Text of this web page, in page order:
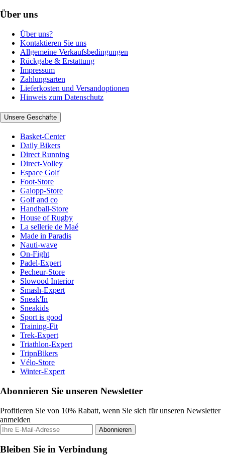
Über uns
Über uns?
Kontaktieren Sie uns
Allgemeine Verkaufsbedingungen
Rückgabe & Erstattung
Impressum
Zahlungsarten
Lieferkosten und Versandoptionen
Hinweis zum Datenschutz
Unsere Geschäfte
Basket-Center
Daily Bikers
Direct Running
Direct-Volley
Espace Golf
Foot-Store
Galopp-Store
Golf and co
Handball-Store
House of Rugby
La sellerie de Maé
Made in Paradis
Nauti-wave
On-Fight
Padel-Expert
Pecheur-Store
Slowood Interior
Smash-Expert
Sneak'In
Sneakids
Sport is good
Training-Fit
Trek-Expert
Triathlon-Expert
TripnBikers
Vélo-Store
Winter-Expert
Abonnieren Sie unseren Newsletter
Profitieren Sie von 10% Rabatt, wenn Sie sich für unseren Newsletter
anmelden
Abonnieren
Bleiben Sie in Verbindung